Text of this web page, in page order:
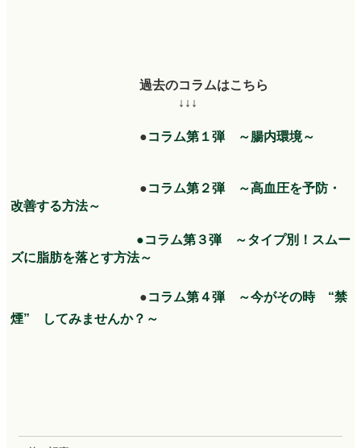
過去のコラムはこちら
↓↓↓
●コラム第１弾 ～腸内環境～
●コラム第２弾 ～高血圧を予防・
改善する方法～
●コラム第３弾 ～タイプ別！スムー
ズに脂肪を落とす方法～
●コラム第４弾 ～今がその時 “禁
煙” してみませんか？～